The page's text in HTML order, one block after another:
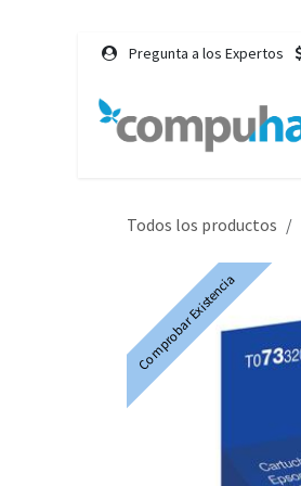
Ir al contenido Pregunta a los Expertos
Todos los productos
Comprobar Existencia